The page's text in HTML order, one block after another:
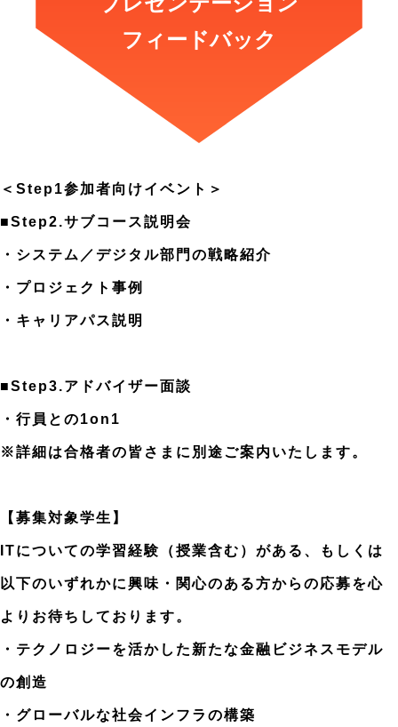
フィードバック
＜Step1参加者向けイベント＞
■Step2.サブコース説明会
・システム／デジタル部門の戦略紹介
・プロジェクト事例
・キャリアパス説明
■Step3.アドバイザー面談
・行員との1on1
※詳細は合格者の皆さまに別途ご案内いたします。
【募集対象学生】
ITについての学習経験（授業含む）がある、もしくは
以下のいずれかに興味・関心のある方からの応募を心
よりお待ちしております。
・テクノロジーを活かした新たな金融ビジネスモデル
の創造
・グローバルな社会インフラの構築